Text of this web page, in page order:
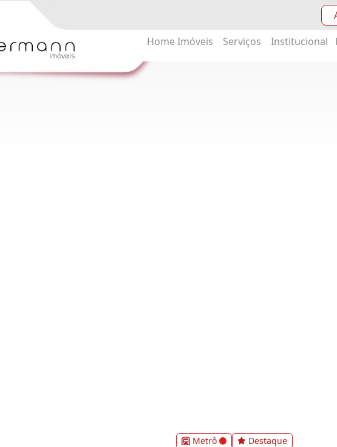
Home Imóveis Serviços Institucional
Metrô Destaque